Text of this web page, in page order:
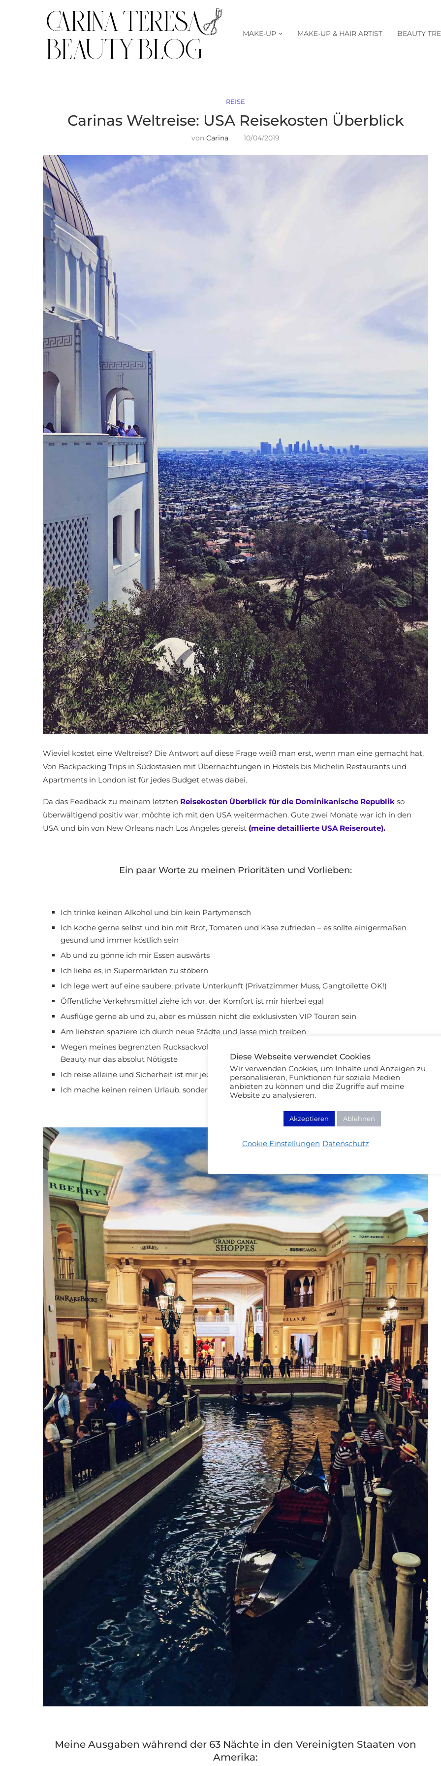
MAKE-UP MAKE-UP & HAIR ARTIST BEAUTY
REISE
Carinas Weltreise: USA Reisekosten Überblick
von Carina 10/04/2019
Wieviel kostet eine Weltreise? Die Antwort auf diese Frage weiß man erst, wenn man eine gemacht hat.
Von Backpacking Trips in Südostasien mit Übernachtungen in Hostels bis Michelin Restaurants und
Apartments in London ist für jedes Budget etwas dabei.
Da das Feedback zu meinem letzten Reisekosten Überblick für die Dominikanische Republik so
überwältigend positiv war, möchte ich mit den USA weitermachen. Gute zwei Monate war ich in den
USA und bin von New Orleans nach Los Angeles gereist (meine detaillierte USA Reiseroute).
Ein paar Worte zu meinen Prioritäten und Vorlieben:
Ich trinke keinen Alkohol und bin kein Partymensch
Ich koche gerne selbst und bin mit Brot, Tomaten und Käse zufrieden – es sollte einigermaßen
gesund und immer köstlich sein
Ab und zu gönne ich mir Essen auswärts
Ich liebe es, in Supermärkten zu stöbern
Ich lege wert auf eine saubere, private Unterkunft (Privatzimmer Muss, Gangtoilette OK!)
Öffentliche Verkehrsmittel ziehe ich vor, der Komfort ist mir hierbei egal
Ausflüge gerne ab und zu, aber es müssen nicht die exklusivsten VIP Touren sein
Am liebsten spaziere ich durch neue Städte und lasse mich treiben
Wegen meines begrenzten Rucksackvolumens shoppe ich keine Souvenirs und bei Kleidung und
Beauty nur das absolut Nötigste
Ich reise alleine und Sicherheit ist mir jeden Preis wert
Ich mache keinen reinen Urlaub, sondern das ist mein Alltag
Meine Ausgaben während der 63 Nächte in den Vereinigten Staaten von
Amerika:
Diese Webseite verwendet Cookies
Wir verwenden Cookies, um Inhalte und Anzeigen zu
personalisieren, Funktionen für soziale Medien
anbieten zu können und die Zugriffe auf meine
Website zu analysieren.
Akzeptieren Ablehnen
Cookie Einstellungen Datenschutz